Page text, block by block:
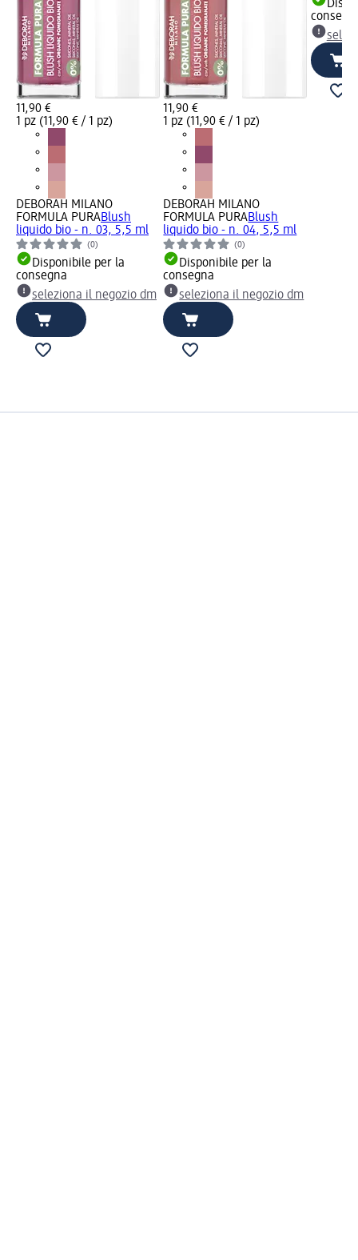
11,90 €
1 pz (11,90 € / 1 pz)
DEBORAH MILANO
FORMULA PURABlush
liquido bio - n. 03, 5,5 ml
(0)
Disponibile per la
consegna
seleziona il negozio dm
11,90 €
1 pz (11,90 € / 1 pz)
DEBORAH MILANO
FORMULA PURABlush
liquido bio - n. 04, 5,5 ml
(0)
Disponibile per la
consegna
seleziona il negozio dm